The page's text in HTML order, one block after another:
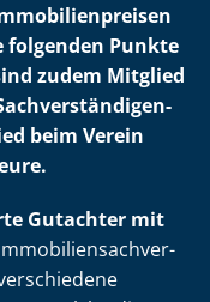
folgenden Punkte
zudem Mitglied
beim Verein
Gutachter mit